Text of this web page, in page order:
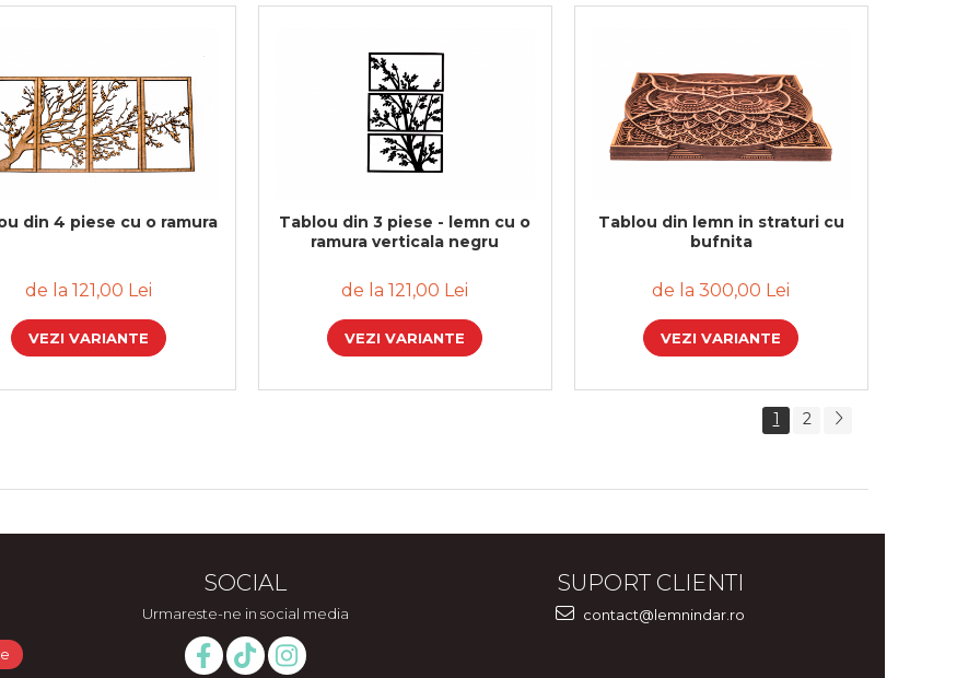
din 4 piese cu o ramura
de la 121,00 Lei
VEZI VARIANTE
Tablou din 3 piese - lemn cu o
ramura verticala negru
de la 121,00 Lei
VEZI VARIANTE
Tablou din lemn in straturi cu
bufnita
de la 300,00 Lei
VEZI VARIANTE
1 2
SOCIAL
Urmareste-ne in social media
SUPORT CLIENTI
contact@lemnindar.ro